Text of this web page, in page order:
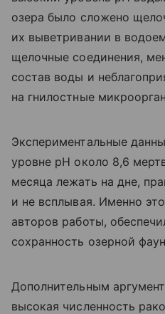
озера было сложено
их выветривании в
щелочные соединения,
состав воды и
на гнилостные
Экспериментальные
уровне pH около 8,6
месяца лежать на дне,
и не всплывая. Именно
авторов работы,
сохранность озерной
Дополнительным
высокая численность